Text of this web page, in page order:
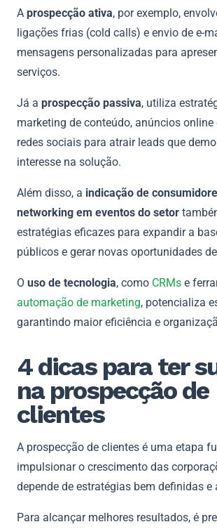
A prospecção ativa, por exemplo,
ligações frias (cold calls) e envio de e-
mensagens personalizadas para
serviços.
Já a prospecção passiva, utiliza
marketing de conteúdo, anúncios online
redes sociais para atrair leads que
interesse na solução.
Além disso, a indicação de
networking em eventos do setor
estratégias eficazes para expandir a
públicos e gerar novas oportunidades
O uso de tecnologia, como CRMs e
automação de marketing, potencializa
garantindo maior eficiência e
4 dicas para ter
na prospecção de
clientes
A prospecção de clientes é uma etapa
impulsionar o crescimento das
depende de estratégias bem definidas e
Para alcançar melhores resultados, é